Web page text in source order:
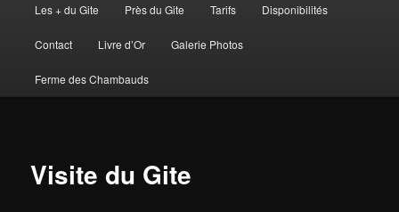
to
primary
Les + du Gite Près du Gite Tarifs Disponibilités
Contact Livre d’Or Galerie Photos
Ferme des Chambauds
Visite du Gite